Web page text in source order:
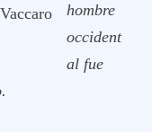
hombre
occident
al fue